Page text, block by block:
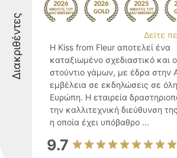
Διακριθέντες
Δείτε
Η Kiss from Fleur αποτελεί ένα
καταξιωμένο σχεδιαστικό και
στούντιο γάμων, με έδρα στην
εμβέλεια σε εκδηλώσεις σε
Ευρώπη. Η εταιρεία
την καλλιτεχνική διεύθυνση
η οποία έχει υπόβαθρο ...
9.7